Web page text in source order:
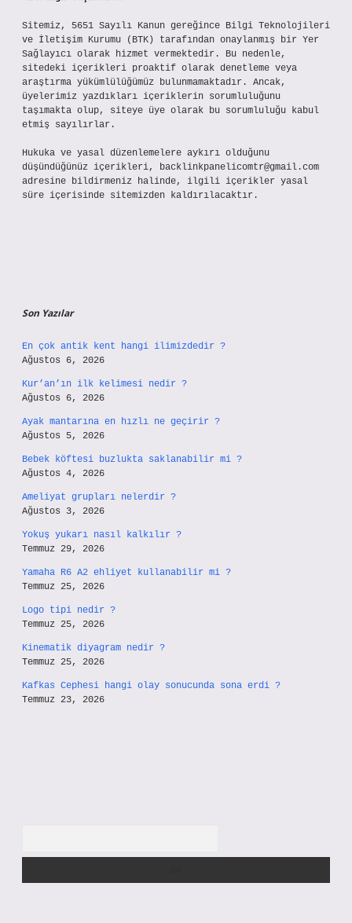
Sitemiz, 5651 Sayılı Kanun gereğince Bilgi Teknolojileri
ve İletişim Kurumu (BTK) tarafından onaylanmış bir Yer
Sağlayıcı olarak hizmet vermektedir. Bu nedenle,
sitedeki içerikleri proaktif olarak denetleme veya
araştırma yükümlülüğümüz bulunmamaktadır. Ancak,
üyelerimiz yazdıkları içeriklerin sorumluluğunu
taşımakta olup, siteye üye olarak bu sorumluluğu kabul
etmiş sayılırlar.
Hukuka ve yasal düzenlemelere aykırı olduğunu
düşündüğünüz içerikleri, backlinkpanelicomtr@gmail.com
adresine bildirmeniz halinde, ilgili içerikler yasal
süre içerisinde sitemizden kaldırılacaktır.
Son Yazılar
En çok antik kent hangi ilimizdedir ?
Ağustos 6, 2026
Kur’an’ın ilk kelimesi nedir ?
Ağustos 6, 2026
Ayak mantarına en hızlı ne geçirir ?
Ağustos 5, 2026
Bebek köftesi buzlukta saklanabilir mi ?
Ağustos 4, 2026
Ameliyat grupları nelerdir ?
Ağustos 3, 2026
Yokuş yukarı nasıl kalkılır ?
Temmuz 29, 2026
Yamaha R6 A2 ehliyet kullanabilir mi ?
Temmuz 25, 2026
Logo tipi nedir ?
Temmuz 25, 2026
Kinematik diyagram nedir ?
Temmuz 25, 2026
Kafkas Cephesi hangi olay sonucunda sona erdi ?
Temmuz 23, 2026